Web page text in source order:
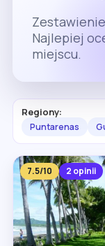
Najlepiej
miejscu.
Regiony:
Puntarenas
7.5/10 2 opinii